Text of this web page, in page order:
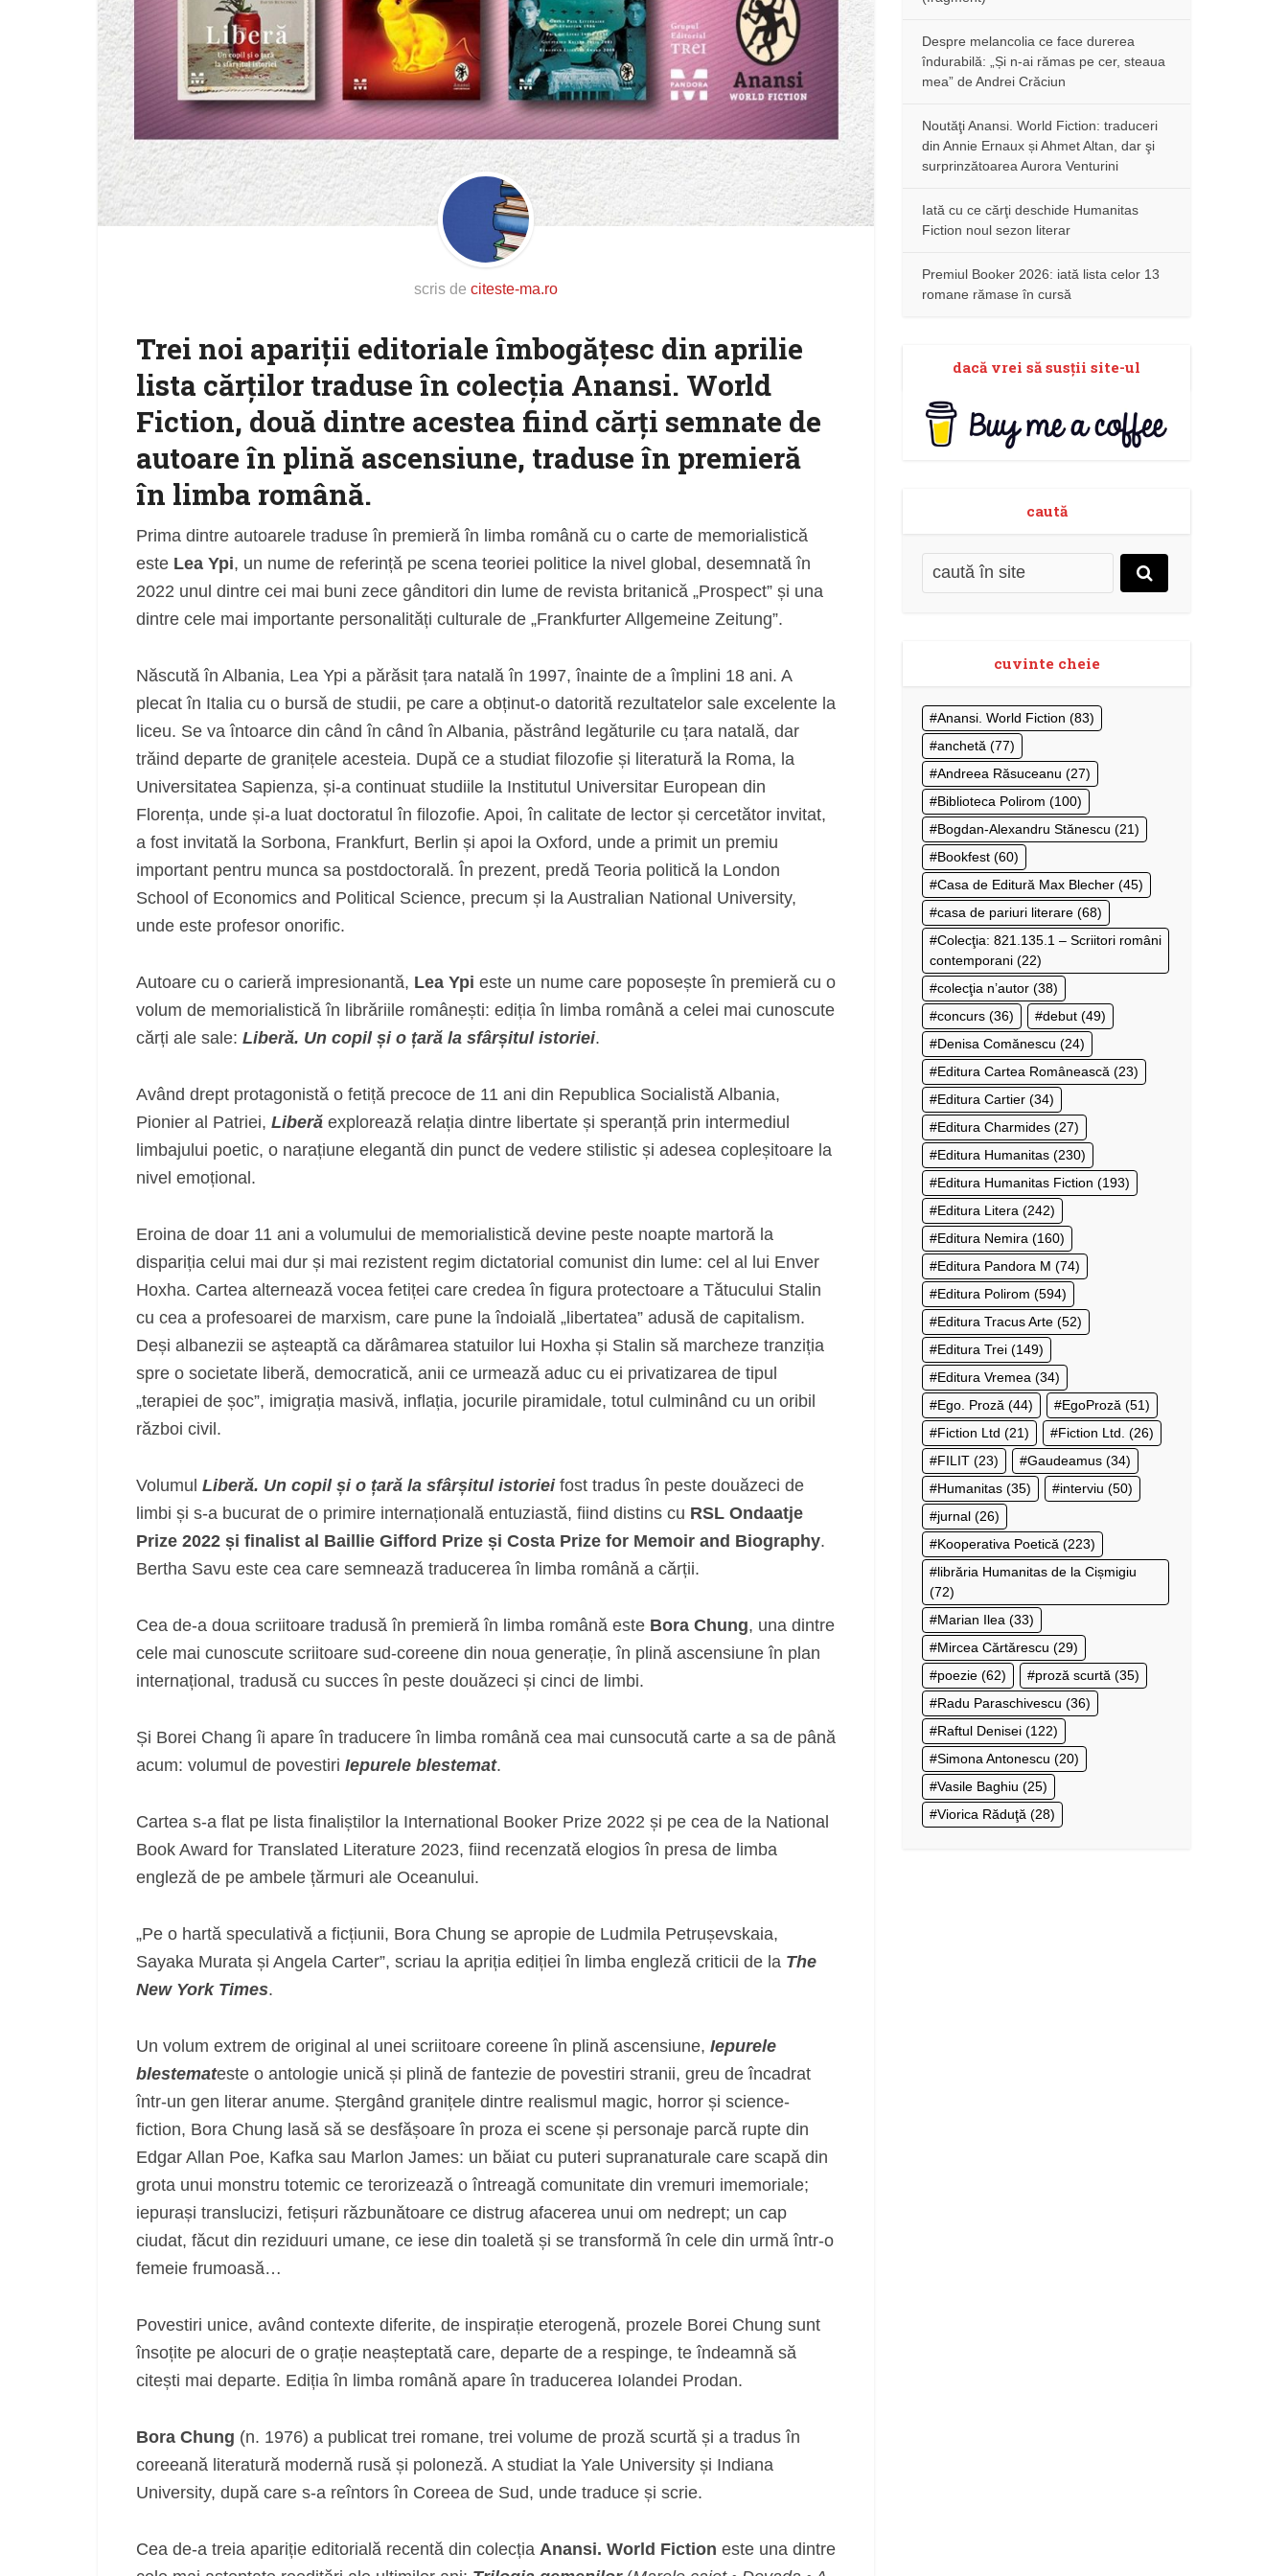
scris de citeste-ma.ro
Trei noi apariții editoriale îmbogățesc din aprilie
lista cărților traduse în colecția Anansi. World
Fiction, două dintre acestea fiind cărți semnate de
autoare în plină ascensiune, traduse în premieră
în limba română.
Prima dintre autoarele traduse în premieră în limba română cu o carte de memorialistică
este Lea Ypi, un nume de referință pe scena teoriei politice la nivel global, desemnată în
2022 unul dintre cei mai buni zece gânditori din lume de revista britanică „Prospect” și una
dintre cele mai importante personalități culturale de „Frankfurter Allgemeine Zeitung”.
Născută în Albania, Lea Ypi a părăsit țara natală în 1997, înainte de a împlini 18 ani. A
plecat în Italia cu o bursă de studii, pe care a obținut-o datorită rezultatelor sale excelente la
liceu. Se va întoarce din când în când în Albania, păstrând legăturile cu țara natală, dar
trăind departe de granițele acesteia. După ce a studiat filozofie și literatură la Roma, la
Universitatea Sapienza, și-a continuat studiile la Institutul Universitar European din
Florența, unde și-a luat doctoratul în filozofie. Apoi, în calitate de lector și cercetător invitat,
a fost invitată la Sorbona, Frankfurt, Berlin și apoi la Oxford, unde a primit un premiu
important pentru munca sa postdoctorală. În prezent, predă Teoria politică la London
School of Economics and Political Science, precum și la Australian National University,
unde este profesor onorific.
Autoare cu o carieră impresionantă, Lea Ypi este un nume care poposește în premieră cu o
volum de memorialistică în librăriile românești: ediția în limba română a celei mai cunoscute
cărți ale sale: Liberă. Un copil și o țară la sfârșitul istoriei.
Având drept protagonistă o fetiță precoce de 11 ani din Republica Socialistă Albania,
Pionier al Patriei, Liberă explorează relația dintre libertate și speranță prin intermediul
limbajului poetic, o narațiune elegantă din punct de vedere stilistic și adesea copleșitoare la
nivel emoțional.
Eroina de doar 11 ani a volumului de memorialistică devine peste noapte martoră la
dispariția celui mai dur și mai rezistent regim dictatorial comunist din lume: cel al lui Enver
Hoxha. Cartea alternează vocea fetiței care credea în figura protectoare a Tătucului Stalin
cu cea a profesoarei de marxism, care pune la îndoială „libertatea” adusă de capitalism.
Deși albanezii se așteaptă ca dărâmarea statuilor lui Hoxha și Stalin să marcheze tranziția
spre o societate liberă, democratică, anii ce urmează aduc cu ei privatizarea de tipul
„terapiei de șoc”, imigrația masivă, inflația, jocurile piramidale, totul culminând cu un oribil
război civil.
Volumul Liberă. Un copil și o țară la sfârșitul istorieifost tradus în peste douăzeci de
limbi și s-a bucurat de o primire internațională entuziastă, fiind distins cu RSL Ondaatje
Prize 2022 și finalist al Baillie Gifford Prize și Costa Prize for Memoir and Biography.
Bertha Savu este cea care semnează traducerea în limba română a cărții.
Cea de-a doua scriitoare tradusă în premieră în limba română este Bora Chung, una dintre
cele mai cunoscute scriitoare sud-coreene din noua generație, în plină ascensiune în plan
internațional, tradusă cu succes în peste douăzeci și cinci de limbi.
Și Borei Chang îi apare în traducere în limba română cea mai cunsocută carte a sa de până
acum: volumul de povestiri Iepurele blestemat.
Cartea s-a flat pe lista finaliștilor la International Booker Prize 2022 și pe cea de la National
Book Award for Translated Literature 2023, fiind recenzată elogios în presa de limba
engleză de pe ambele țărmuri ale Oceanului.
„Pe o hartă speculativă a ficțiunii, Bora Chung se apropie de Ludmila Petrușevskaia,
Sayaka Murata și Angela Carter”, scriau la apriția ediției în limba engleză criticii de la The
New York Times.
Un volum extrem de original al unei scriitoare coreene în plină ascensiune, Iepurele
blestemateste o antologie unică și plină de fantezie de povestiri stranii, greu de încadrat
într-un gen literar anume. Ștergând granițele dintre realismul magic, horror și science-
fiction, Bora Chung lasă să se desfășoare în proza ei scene și personaje parcă rupte din
Edgar Allan Poe, Kafka sau Marlon James: un băiat cu puteri supranaturale care scapă din
grota unui monstru totemic ce terorizează o întreagă comunitate din vremuri imemoriale;
iepurași translucizi, fetișuri răzbunătoare ce distrug afacerea unui om nedrept; un cap
ciudat, făcut din reziduuri umane, ce iese din toaletă și se transformă în cele din urmă într-o
femeie frumoasă…
Povestiri unice, având contexte diferite, de inspirație eterogenă, prozele Borei Chung sunt
însoțite pe alocuri de o grație neașteptată care, departe de a respinge, te îndeamnă să
citești mai departe. Ediția în limba română apare în traducerea Iolandei Prodan.
Bora Chung (n. 1976) a publicat trei romane, trei volume de proză scurtă și a tradus în
coreeană literatură modernă rusă și poloneză. A studiat la Yale University și Indiana
University, după care s-a reîntors în Coreea de Sud, unde traduce și scrie.
Cea de-a treia apariție editorială recentă din colecția Anansi. World Fiction este una dintre
Despre melancolia ce face durerea
îndurabilă: „Și n-ai rămas pe cer, steaua
mea” de Andrei Crăciun
Noutăţi Anansi. World Fiction: traduceri
din Annie Ernaux și Ahmet Altan, dar şi
surprinzătoarea Aurora Venturini
Iată cu ce cărţi deschide Humanitas
Fiction noul sezon literar
Premiul Booker 2026: iată lista celor 13
romane rămase în cursă
dacă vrei să susţii site-ul
caută
cuvinte cheie
Anansi. World Fiction (83)
anchetă (77)
Andreea Răsuceanu (27)
Biblioteca Polirom (100)
Bogdan-Alexandru Stănescu (21)
Bookfest (60)
Casa de Editură Max Blecher (45)
casa de pariuri literare (68)
Colecţia: 821.135.1 – Scriitori români
contemporani (22)
colecţia n’autor (38)
concurs (36) debut (49)
Denisa Comănescu (24)
Editura Cartea Românească (23)
Editura Cartier (34)
Editura Charmides (27)
Editura Humanitas (230)
Editura Humanitas Fiction (193)
Editura Litera (242)
Editura Nemira (160)
Editura Pandora M (74)
Editura Polirom (594)
Editura Tracus Arte (52)
Editura Trei (149)
Editura Vremea (34)
Ego. Proză (44) EgoProză (51)
Fiction Ltd (21) Fiction Ltd. (26)
FILIT (23) Gaudeamus (34)
Humanitas (35) interviu (50)
jurnal (26)
Kooperativa Poetică (223)
librăria Humanitas de la Cișmigiu
(72)
Marian Ilea (33)
Mircea Cărtărescu (29)
poezie (62) proză scurtă (35)
Radu Paraschivescu (36)
Raftul Denisei (122)
Simona Antonescu (20)
Vasile Baghiu (25)
Viorica Răduţă (28)